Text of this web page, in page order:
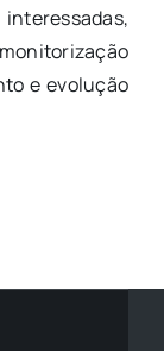
e evolução